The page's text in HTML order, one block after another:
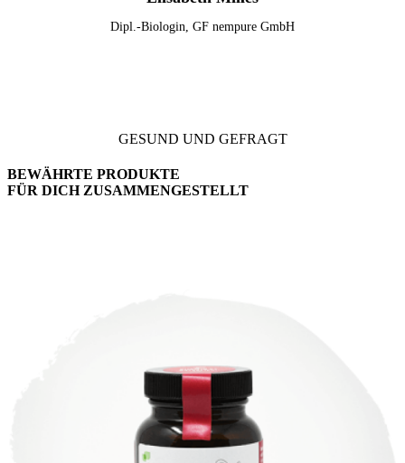
Dipl.-Biologin, GF nempure GmbH
GESUND UND GEFRAGT
BEWÄHRTE PRODUKTE
FÜR DICH ZUSAMMENGESTELLT